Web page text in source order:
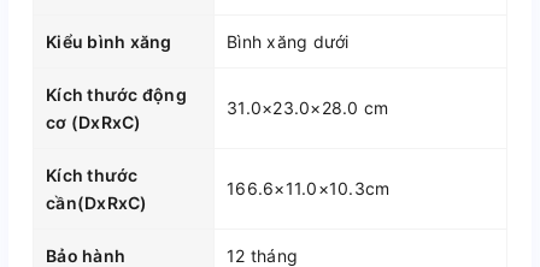
Kiểu bình xăng Bình xăng dưới
Kích thước động
cơ (DxRxC)
31.0×23.0×28.0 cm
Kích thước
cần(DxRxC)
166.6×11.0×10.3cm
Bảo hành 12 tháng